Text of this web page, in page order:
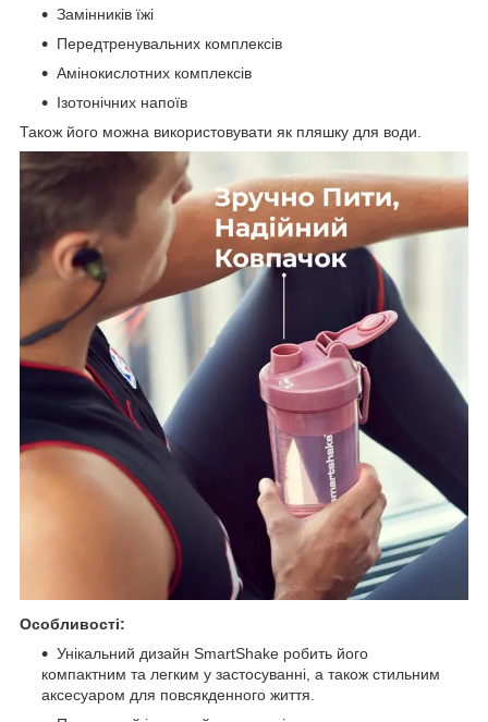
Замінників їжі
Передтренувальних комплексів
Амінокислотних комплексів
Ізотонічних напоїв
Також його можна використовувати як пляшку для води.
Особливості:
Унікальний дизайн SmartShake робить його
компактним та легким у застосуванні, а також стильним
аксесуаром для повсякденного життя.